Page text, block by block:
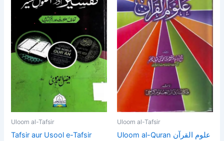
Uloom al-Tafsir
Tafsir aur Usool e-Tafsir
Uloom al-Tafsir
Uloom al-Quran علوم القرآن